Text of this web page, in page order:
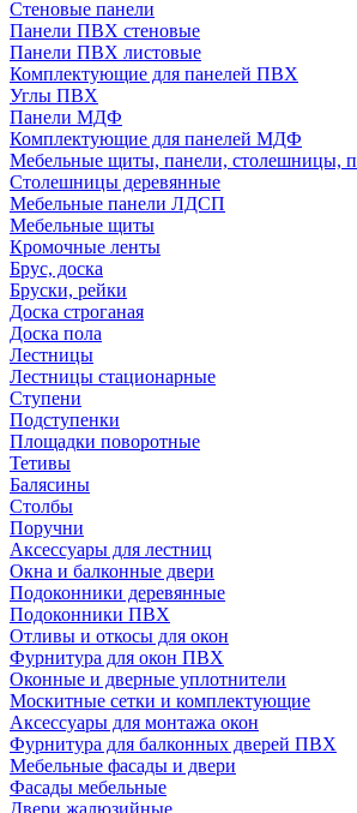
Стеновые панели
Панели ПВХ стеновые
Панели ПВХ листовые
Комплектующие для панелей ПВХ
Углы ПВХ
Панели МДФ
Комплектующие для панелей МДФ
Мебельные щиты, панели, столешницы,
Столешницы деревянные
Мебельные панели ЛДСП
Мебельные щиты
Кромочные ленты
Брус, доска
Бруски, рейки
Доска строганая
Доска пола
Лестницы
Лестницы стационарные
Ступени
Подступенки
Площадки поворотные
Тетивы
Балясины
Столбы
Поручни
Аксессуары для лестниц
Окна и балконные двери
Подоконники деревянные
Подоконники ПВХ
Отливы и откосы для окон
Фурнитура для окон ПВХ
Оконные и дверные уплотнители
Москитные сетки и комплектующие
Аксессуары для монтажа окон
Фурнитура для балконных дверей ПВХ
Мебельные фасады и двери
Фасады мебельные
Двери жалюзийные